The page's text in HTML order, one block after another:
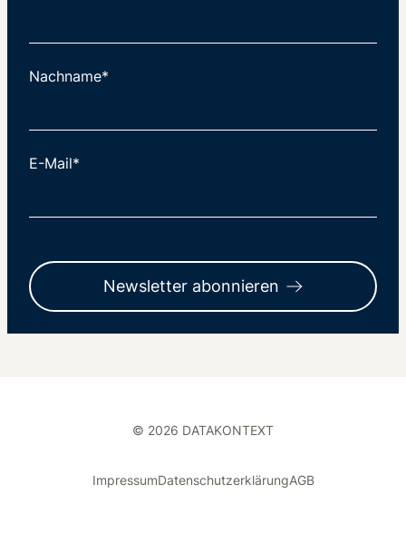
Nachname*
E-Mail*
Newsletter abonnieren
© 2026 DATAKONTEXT
ImpressumDatenschutzerklärungAGB